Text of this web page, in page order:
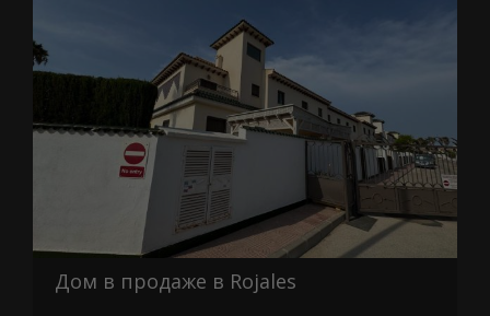
Дом в продаже в Rojales